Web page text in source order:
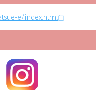
e/index.html